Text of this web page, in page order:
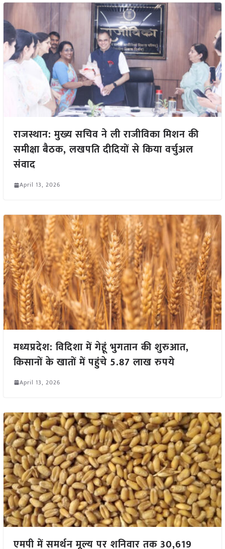
राजस्थान: मुख्य सचिव ने ली राजीविका मिशन की
समीक्षा बैठक, लखपति दीदियों से किया वर्चुअल
संवाद
April 13, 2026
मध्यप्रदेश: विदिशा में गेहूं भुगतान की शुरुआत,
किसानों के खातों में पहुंचे 5.87 लाख रुपये
April 13, 2026
एमपी में समर्थन मूल्य पर शनिवार तक 30,619